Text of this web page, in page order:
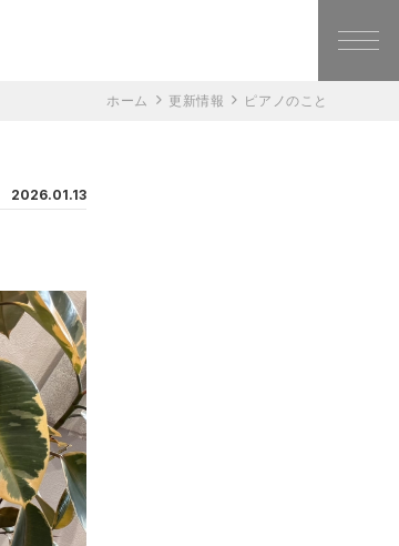
ホーム 更新情報 ピアノのこと
2026.01.13